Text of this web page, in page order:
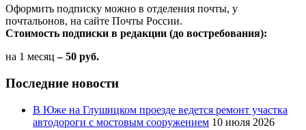
Оформить подписку можно в отделения почты, у
почтальонов, на сайте Почты России.
Стоимость подписки в редакции (до востребования):
на 1 месяц – 50 руб.
Последние новости
В Юже на Глушицком проезде ведется ремонт участка
автодороги с мостовым сооружением 10 июля 2026